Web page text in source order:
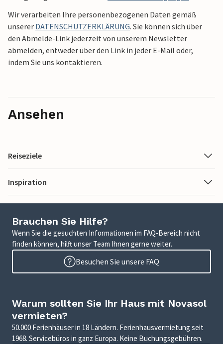
Wir verarbeiten Ihre personenbezogenen Daten gemäß
unserer DATENSCHUTZERKLÄRUNG. Sie können sich über
den Abmelde-Link jederzeit von unserem Newsletter
abmelden, entweder über den Link in jeder E-Mail oder,
indem Sie uns kontaktieren.
Ansehen
Reiseziele
Inspiration
Brauchen Sie Hilfe?
Wenn Sie die gesuchten Informationen im FAQ-Bereich nicht
finden können, hilft unser Team Ihnen gerne weiter.
Besuchen Sie unsere FAQ
Warum sollten Sie Ihr Haus mit Novasol
vermieten?
50.000 Ferienhäuser in 18 Ländern. Ferienhausvermietung seit
1968. Servicebüros in ganz Europa. Keine Buchungsgebühren.